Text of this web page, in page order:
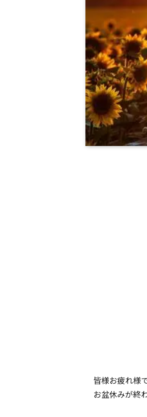
皆様お疲れ様
お盆休みが終